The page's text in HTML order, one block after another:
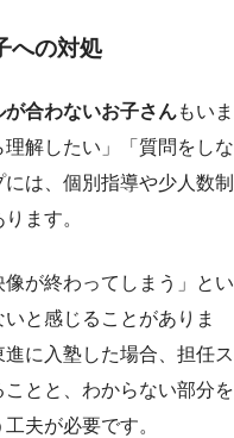
への対処
が合わないお子さんもいま
解したい」「質問をしな
は、個別指導や少人数制
ます。
が終わってしまう」とい
と感じることがありま
に入塾した場合、担任ス
とと、わからない部分を
夫が必要です。